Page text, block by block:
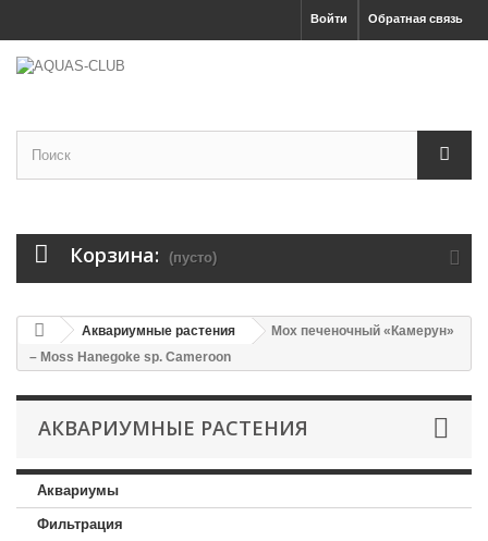
Обратная связь
Войти
Корзина: (пусто)
Аквариумные растения
Мох печеночный «Камерун»
– Moss Hanegoke sp. Cameroon
АКВАРИУМНЫЕ РАСТЕНИЯ
Аквариумы
Фильтрация